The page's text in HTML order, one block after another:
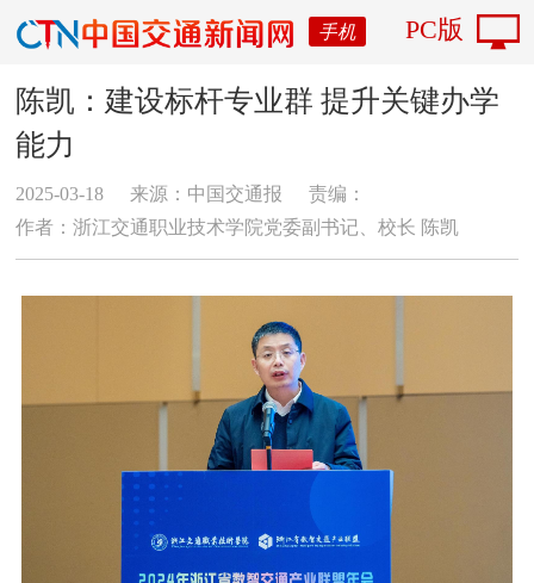
手机 PC版
陈凯：建设标杆专业群 提升关键办学
能力
2025-03-18 来源：中国交通报
责编：
作者：浙江交通职业技术学院党委副书记、校长 陈凯